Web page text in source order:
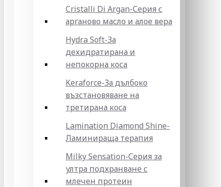
Cristalli Di Argan-Серия с
арганово масло и алое вера
Hydra Soft-За
дехидратирана и
непокорна коса
Keraforce-За дълбоко
възстановяване на
третирана коса
Lamination Diamond Shine-
Ламинираща терапия
Milky Sensation-Серия за
ултра подхранване с
млечен протеин